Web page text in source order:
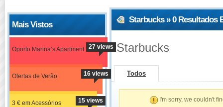
Mais Vistos
Oporto Marina’s Apartment 27 views
Ofertas de Verão 16 views
3 € em Acessórios 15 views
Starbucks » 0 Resultados
Starbucks
Todos
I'm sorry, we couldn't